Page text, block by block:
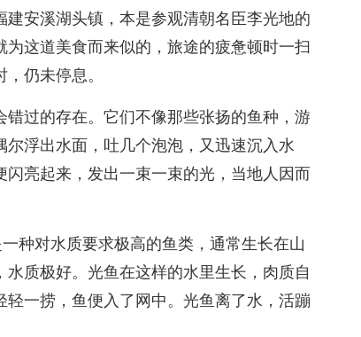
安溪湖头镇，本是参观清朝名臣李光地的
这道美食而来似的，旅途的疲惫顿时一扫
仍未停息。
过的存在。它们不像那些张扬的鱼种，游
浮出水面，吐几个泡泡，又迅速沉入水
亮起来，发出一束一束的光，当地人因而
种对水质要求极高的鱼类，通常生长在山
质极好。光鱼在这样的水里生长，肉质自
一捞，鱼便入了网中。光鱼离了水，活蹦